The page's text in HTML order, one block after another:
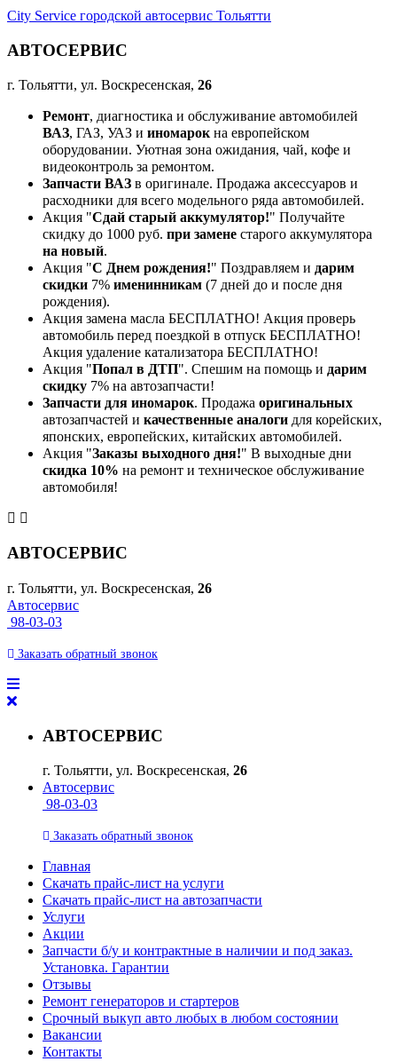
City Service городской автосервис Тольятти
АВТОСЕРВИС
г. Тольятти, ул. Воскресенская, 26
Ремонт, диагностика и обслуживание автомобилей
ВАЗ, ГАЗ, УАЗ и иномарокна европейском
оборудовании. Уютная зона ожидания, чай, кофе и
видеоконтроль за ремонтом.
Запчасти ВАЗ в оригинале. Продажа аксессуаров и
расходники для всего модельного ряда автомобилей.
Акция "Сдай старый аккумулятор!" Получайте
скидку до 1000 руб. при замене старого аккумулятора
на новый.
Акция "С Днем рождения!" Поздравляем и дарим
скидки 7% именинникам (7 дней до и после дня
рождения).
Акция замена масла БЕСПЛАТНО! Акция проверь
автомобиль перед поездкой в отпуск БЕСПЛАТНО!
Акция удаление катализатора БЕСПЛАТНО!
Акция "Попал в ДТП". Спешим на помощь и дарим
скидку 7% на автозапчасти!
Запчасти для иномарок. Продажа оригинальных
автозапчастей и качественные аналоги для корейских,
японских, европейских, китайских автомобилей.
Акция "Заказы выходного дня!" В выходные дни
скидка 10% на ремонт и техническое обслуживание
автомобиля!
АВТОСЕРВИС
г. Тольятти, ул. Воскресенская, 26
Автосервис
98-03-03
Заказать обратный звонок
АВТОСЕРВИС
г. Тольятти, ул. Воскресенская, 26
Автосервис
98-03-03
Заказать обратный звонок
Главная
Скачать прайс-лист на услуги
Скачать прайс-лист на автозапчасти
Услуги
Акции
Запчасти б/у и контрактные в наличии и под заказ.
Установка. Гарантии
Отзывы
Ремонт генераторов и стартеров
Cрочный выкуп авто любых в любом состоянии
Вакансии
Контакты